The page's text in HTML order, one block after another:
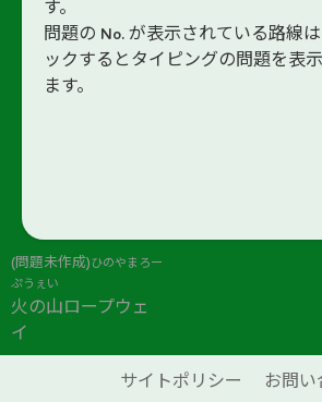
す。
問題の No. が表示されている路線
ックするとタイピングの問題を表
ます。
(問題未作成)ひのやまろー
ぷうぇい
火の山ロープウェ
イ
サイトポリシー
お問い